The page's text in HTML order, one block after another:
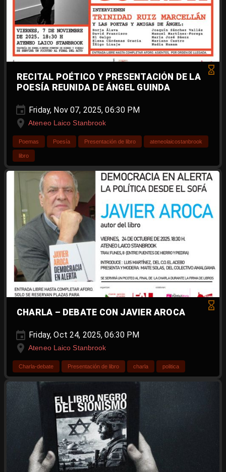
RECITAL POÉTICO Y PRESENTACIÓN DE LA
POESÍA REUNIDA DE ÁNGEL GUINDA
Friday, Nov 07, 2025, 06:30 PM
Ateneo Laico Stanbrook
Poemas Poesía Presentación de libro ateneolaicostanbrook
libro
CHARLA – DEBATE CON JAVIER AROCA
Friday, Oct 24, 2025, 06:30 PM
Ateneo Laico Stanbrook
Charla-debate Presentación de libro charla politica